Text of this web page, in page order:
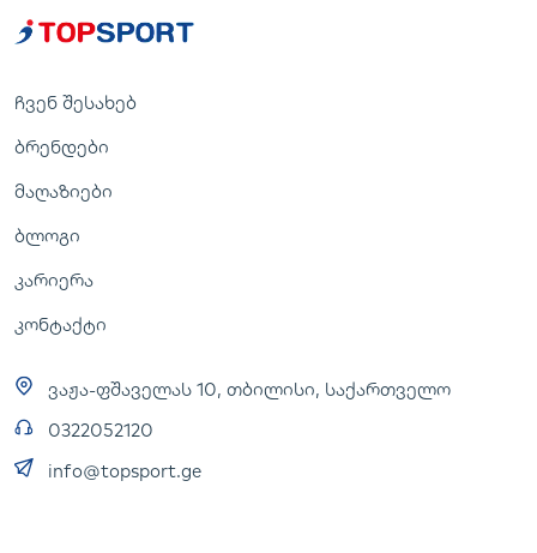
ჩვენ შესახებ
ბრენდები
მაღაზიები
ბლოგი
კარიერა
კონტაქტი
ვაჟა-ფშაველას 10, თბილისი, საქართველო
0322052120
info@topsport.ge